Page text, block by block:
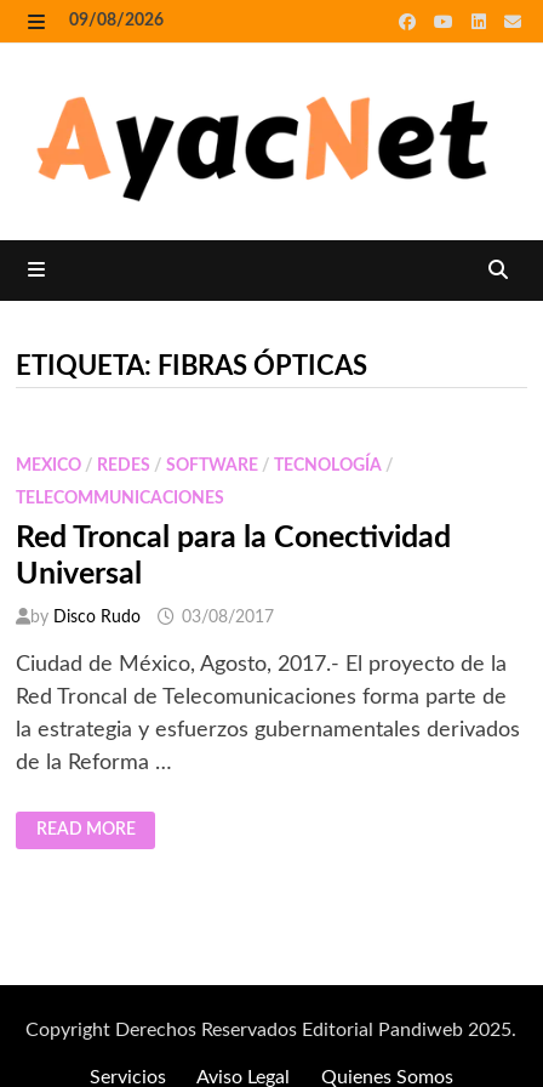
Skip
to
09/08/2026
ETIQUETA: FIBRAS ÓPTICAS
MEXICO/ REDES / SOFTWARE/ TECNOLOGÍA/
TELECOMMUNICACIONES
Red Troncal para la Conectividad
Universal
by Disco Rudo 03/08/2017
Ciudad de México, Agosto, 2017.- El proyecto de la
Red Troncal de Telecomunicaciones forma parte de
la estrategia y esfuerzos gubernamentales derivados
de la Reforma …
RED
TRONCAL
PARA
READ MORE
Copyright Derechos Reservados Editorial Pandiweb 2025.
Servicios Aviso Legal Quienes Somos